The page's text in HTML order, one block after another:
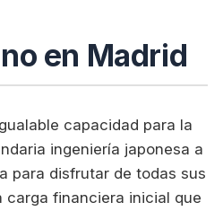
en Madrid
capacidad para la
ingeniería japonesa a
para disfrutar de todas sus
carga financiera inicial que